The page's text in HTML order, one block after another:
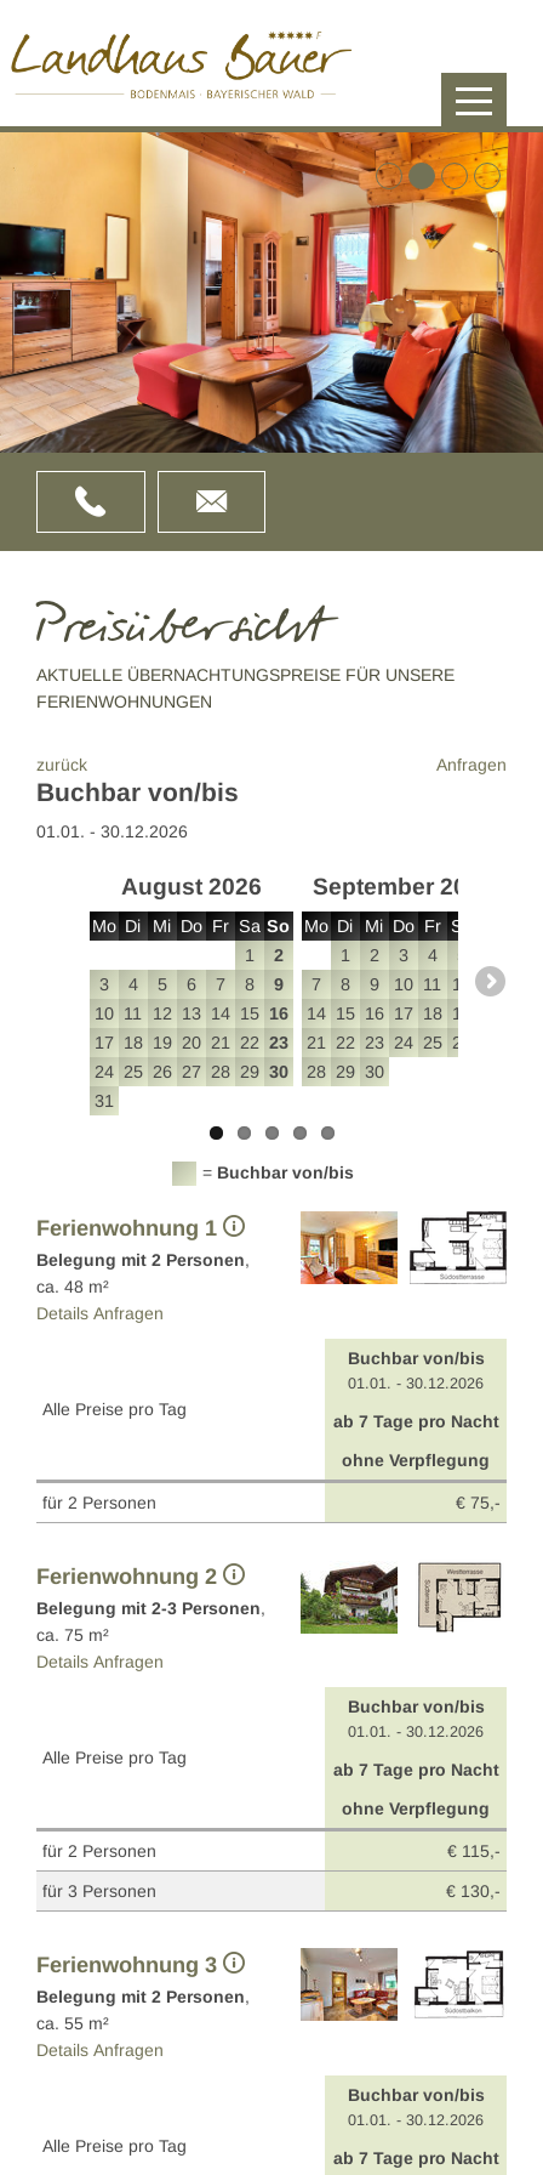
Preisübersicht
AKTUELLE ÜBERNACHTUNGSPREISE FÜR UNSERE
FERIENWOHNUNGEN
zurück Anfragen
Buchbar von/bis
01.01. - 30.12.2026
August 2026
Mo Di Mi Do Fr Sa So
1
2
3
4 5 6 7 8
9
10 11 12 13 14 15 16
17 18 19 20 21 22 23
24 25 26 27 28 29 30
31
September 2026
Mo Di Mi Do Fr Sa
1
2 3 4
7
8 9 10 11 12
13
14 15 16 17 18 19
21
22 23 24 25 26
28 29 30
= Buchbar von/bis
Ferienwohnung 1
Belegung mit 2 Personen,
ca. 48 m²
Details Anfragen
Alle Preise pro Tag
Buchbar von/bis
01.01. - 30.12.2026
ab 7 Tage pro Nacht
ohne Verpflegung
für 2 Personen € 75,-
Ferienwohnung 2
Belegung mit 2-3 Personen,
ca. 75 m²
Details Anfragen
Alle Preise pro Tag
Buchbar von/bis
01.01. - 30.12.2026
ab 7 Tage pro Nacht
ohne Verpflegung
für 2 Personen € 115,-
für 3 Personen € 130,-
Ferienwohnung 3
Belegung mit 2 Personen,
ca. 55 m²
Details Anfragen
Alle Preise pro Tag
Buchbar von/bis
01.01. - 30.12.2026
ab 7 Tage pro Nacht